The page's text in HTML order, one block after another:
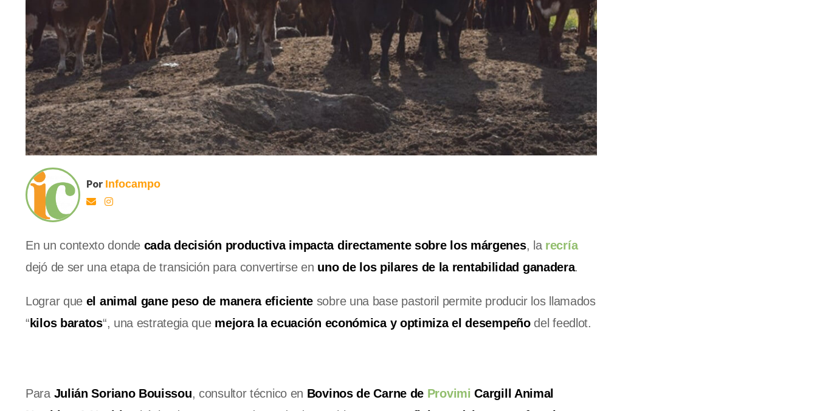
Por Infocampo
En un contexto donde cada decisión productiva impacta directamente sobre los márgenes, la recría
dejó de ser una etapa de transición para convertirse en uno de los pilares de la rentabilidad ganadera.
Lograr que el animal gane peso de manera eficiente sobre una base pastoril permite producir los llamados
“ kilos baratos“, una estrategia que mejora la ecuación económica y optimiza el desempeñodel feedlot.
Para Julián Soriano Bouissou, consultor técnico en Bovinos de Carne de Provimi Cargill Animal